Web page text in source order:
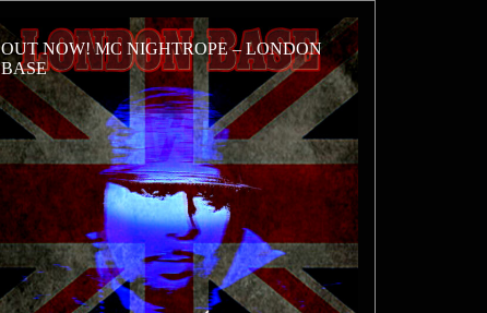
OUT NOW! MC NIGHTROPE – LONDON
BASE